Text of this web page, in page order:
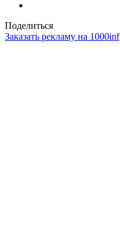
Поделиться
Заказать рекламу на 1000inf